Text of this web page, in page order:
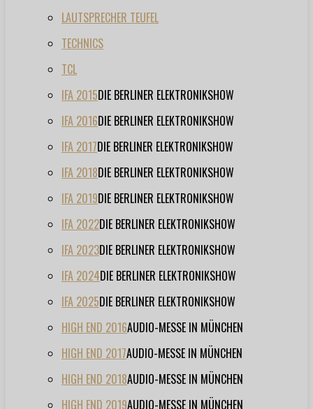
LAUTSPRECHER TEUFEL
TECHNICS
TCL
IFA 2015DIE BERLINER ELEKTRONIKSHOW
IFA 2016DIE BERLINER ELEKTRONIKSHOW
IFA 2017DIE BERLINER ELEKTRONIKSHOW
IFA 2018DIE BERLINER ELEKTRONIKSHOW
IFA 2019DIE BERLINER ELEKTRONIKSHOW
IFA 2022DIE BERLINER ELEKTRONIKSHOW
IFA 2023DIE BERLINER ELEKTRONIKSHOW
IFA 2024DIE BERLINER ELEKTRONIKSHOW
IFA 2025DIE BERLINER ELEKTRONIKSHOW
HIGH END 2016AUDIO-MESSE IN MÜNCHEN
HIGH END 2017AUDIO-MESSE IN MÜNCHEN
HIGH END 2018AUDIO-MESSE IN MÜNCHEN
HIGH END 2019AUDIO-MESSE IN MÜNCHEN